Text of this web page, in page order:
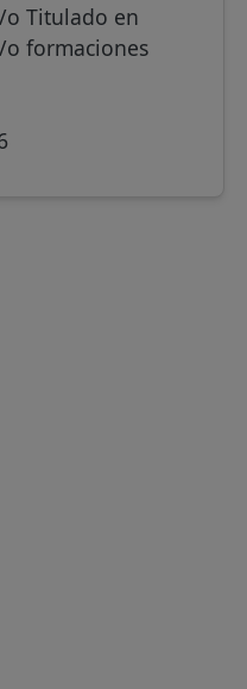
o Titulado en
o formaciones